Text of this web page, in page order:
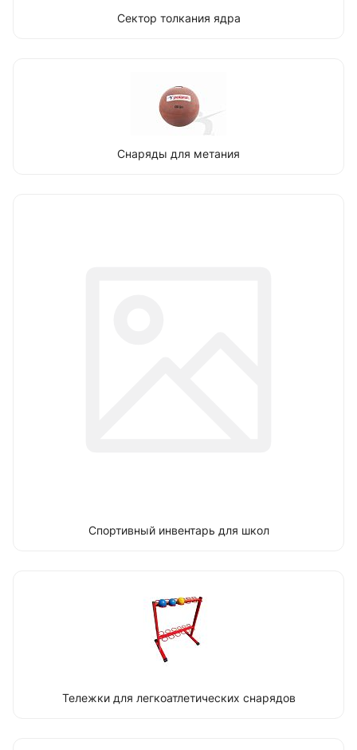
Сектор толкания ядра
Снаряды для метания
Спортивный инвентарь для школ
Тележки для легкоатлетических снарядов